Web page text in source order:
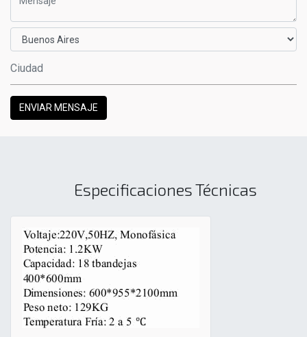
ENVIAR MENSAJE
Especificaciones Técnicas